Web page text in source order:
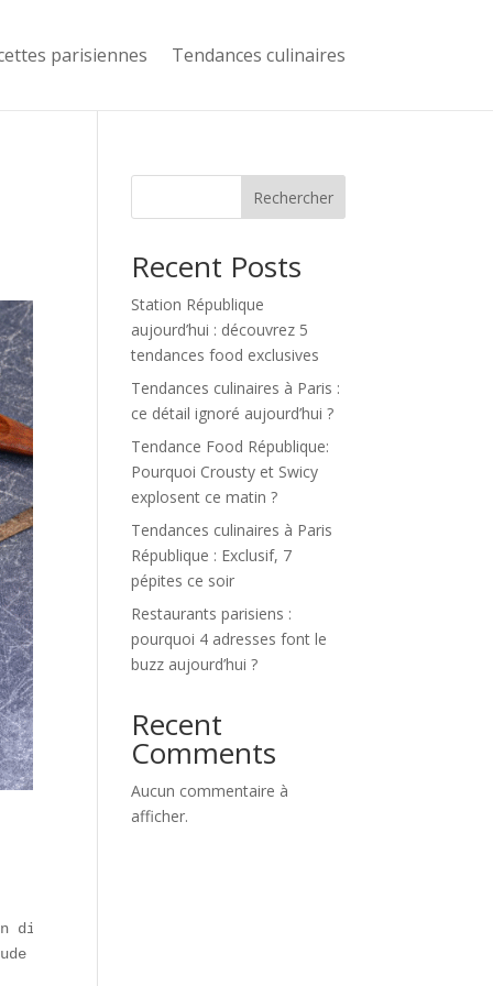
parisiennes Tendances culinaires
direct.
2024).
Rechercher
Recent Posts
Station République
aujourd’hui : découvrez 5
tendances food exclusives
Tendances culinaires à Paris :
ce détail ignoré aujourd’hui ?
Tendance Food République:
Pourquoi Crousty et Swicy
explosent ce matin ?
Tendances culinaires à Paris
République : Exclusif, 7
pépites ce soir
Restaurants parisiens :
pourquoi 4 adresses font le
buzz aujourd’hui ?
Recent
Comments
Aucun commentaire à
afficher.